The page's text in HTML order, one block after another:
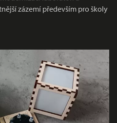
zázemí především pro školy